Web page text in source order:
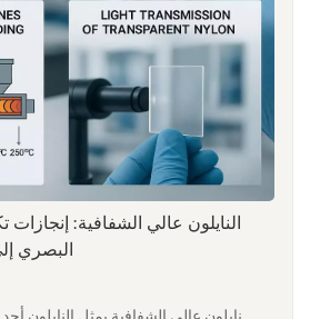
40%يزداد التفاعل بين الألياف بشكل
بالحقن عالي القص، تتلامس أطراف
بشكل كافٍ مع أسطح قالب الصلب بشكل
تآكل دقيقة. يتراكم هذا التآكل تدريجياً
النايلون عالي الشفافية:
البصري